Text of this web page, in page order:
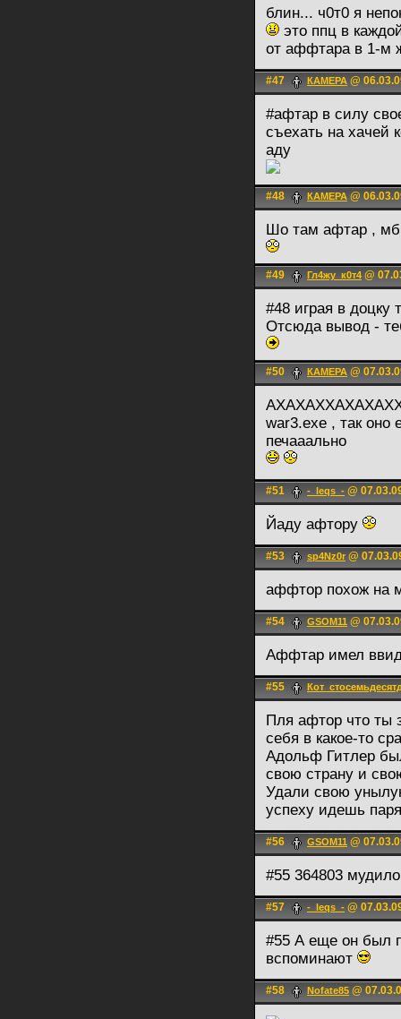
блин... ч0т0 я
это ппц в
от аффтара в 1-м
#47 КАМЕРА @
#афтар в силу
съехать на хачей
аду
#48 КАМЕРА @
Шо там афтар , мб
#49 Гл4жу_к0т4 @
#48 играя в
Отсюда вывод -
#50 КАМЕРА @
war3.exe , так оно
печааально
#51 -_leqs_- @
Йаду афтору
#53 sp4Nz0r @
аффтор похож на
#54 GSOM11 @
Аффтар имел
#55
Пля афтор что ты
себя в какое-то
Адольф Гитлер
свою страну и
Удали свою
успеху идешь
#56 GSOM11 @
#55 364803
#57 -_leqs_- @
#55 А еще он был
вспоминают
#58 Nofate85 @